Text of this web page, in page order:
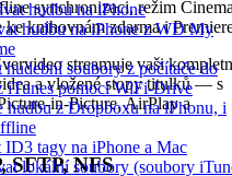
hudbu na iPhone
hudbu na iPhone z WD My
hudební soubory z počítače do
iTunes pomocí WiFi-Drive
hudbu z Dropboxu na iPhonu, i
ID3 tagy na iPhone a Mac
lokální soubory (soubory
synchronizaci, režim
knihovnám zdarma i
streamuje vaši
a vložené stopy titulků — s
in-Picture, AirPlay a
SFTP, NFS